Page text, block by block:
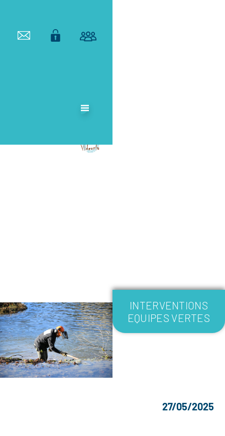
TERRITORIAL
DE BASSIN DU
INTERVENTIONS
EQUIPES VERTES
27/05/2025